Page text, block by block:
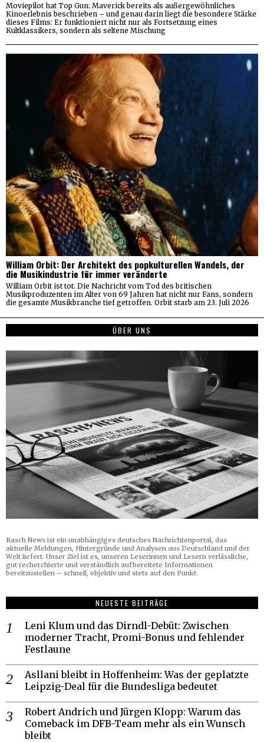
Moviepilot hat Top Gun: Maverick bereits als außergewöhnliches
Kinoerlebnis beschrieben – und genau darin liegt die besondere Stärke
dieses Films: Er funktioniert nicht nur als Fortsetzung eines
Kultklassikers, sondern als seltene Mischung
William Orbit: Der Architekt des popkulturellen Wandels, der
die Musikindustrie für immer veränderte
William Orbit ist tot. Die Nachricht vom Tod des britischen
Musikproduzenten im Alter von 69 Jahren hat nicht nur Fans, sondern
die gesamte Musikbranche tief getroffen. Orbit starb am 23. Juli 2026
ÜBER UNS
Rasch News ist ein unabhängiges deutsches Nachrichtenportal, das
aktuelle Meldungen, Hintergründe und Analysen aus Deutschland und der
Welt liefert. Unser Ziel ist es, unseren Leserinnen und Lesern verlässliche,
gut recherchierte und verständlich aufbereitete Informationen
bereitzustellen – schnell, objektiv und stets auf den Punkt.
NEUESTE BEITRÄGE
Leni Klum und das Dirndl-Debüt: Zwischen
moderner Tracht, Promi-Bonus und fehlender
Festlaune
Asllani bleibt in Hoffenheim: Was der geplatzte
Leipzig-Deal für die Bundesliga bedeutet
Robert Andrich und Jürgen Klopp: Warum das
Comeback im DFB-Team mehr als ein Wunsch
bleibt